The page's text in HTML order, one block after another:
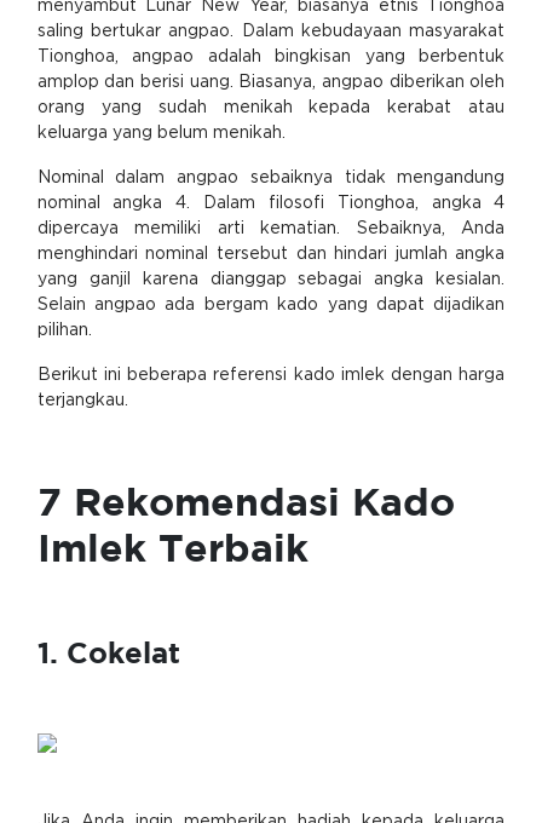
menyambut Lunar New Year, biasanya etnis Tionghoa
saling bertukar angpao. Dalam kebudayaan masyarakat
Tionghoa, angpao adalah bingkisan yang berbentuk
amplop dan berisi uang. Biasanya, angpao diberikan oleh
orang yang sudah menikah kepada kerabat atau
keluarga yang belum menikah.
Nominal dalam angpao sebaiknya tidak mengandung
nominal angka 4. Dalam filosofi Tionghoa, angka 4
dipercaya memiliki arti kematian. Sebaiknya, Anda
menghindari nominal tersebut dan hindari jumlah angka
yang ganjil karena dianggap sebagai angka kesialan.
Selain angpao ada bergam kado yang dapat dijadikan
pilihan.
Berikut ini beberapa referensi kado imlek dengan harga
terjangkau.
7 Rekomendasi Kado
Imlek Terbaik
1. Cokelat